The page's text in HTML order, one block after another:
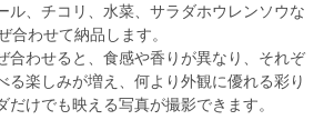
ル、チコリ、水菜、サラダホウレンソウな
合わせて納品します。
合わせると、食感や香りが異なり、それぞ
る楽しみが増え、何より外観に優れる彩り
だけでも映える写真が撮影できます。